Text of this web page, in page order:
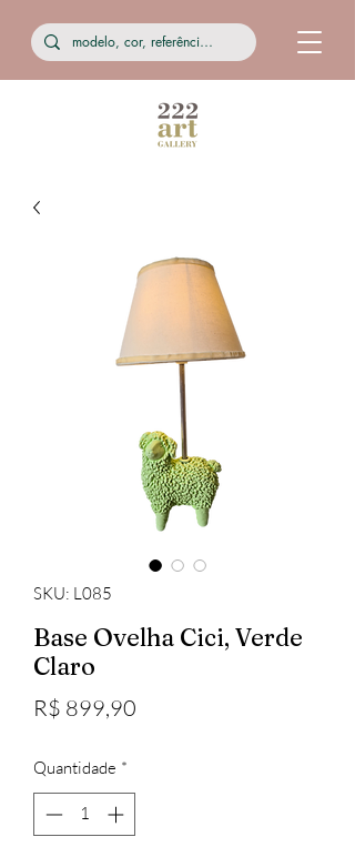
SKU: L085
Base Ovelha Cici, Verde
Claro
R$ 899,90
Quantidade *